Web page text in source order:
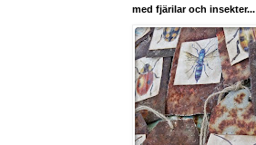
med fjärilar och insekter...